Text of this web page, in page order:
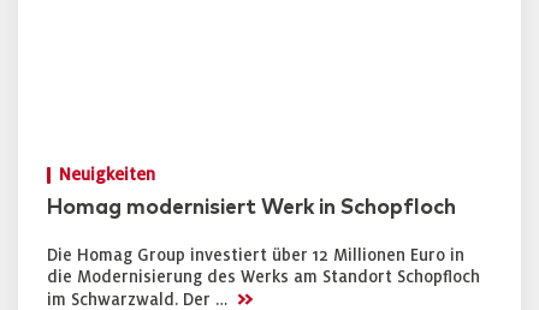
Neuigkeiten
Homag modernisiert Werk in Schopfloch
Die Homag Group investiert über 12 Millionen Euro in
die Modernisierung des Werks am Standort Schopfloch
im Schwarzwald. Der … >>